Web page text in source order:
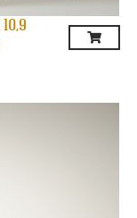
10,9